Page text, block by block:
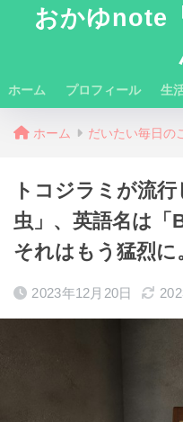
おかゆnote
ホーム プロフィール 生
ホーム だいたい毎日の
トコジラミが流
虫」、英語名は「
それはもう猛烈に
2023年12月20日